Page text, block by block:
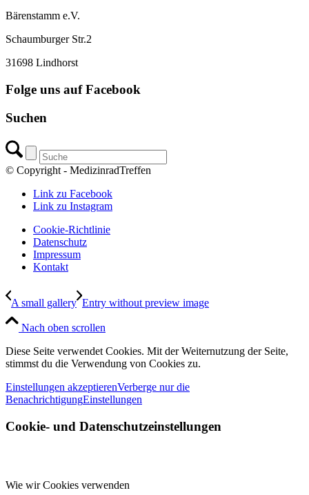
Bärenstamm e.V.
Schaumburger Str.2
31698 Lindhorst
Folge uns auf Facebook
Suchen
© Copyright - MedizinradTreffen
Link zu Facebook
Link zu Instagram
Cookie-Richtlinie
Datenschutz
Impressum
Kontakt
A small gallery Entry without preview image
Nach oben scrollen
Diese Seite verwendet Cookies. Mit der Weiternutzung der Seite,
stimmst du die Verwendung von Cookies zu.
Einstellungen akzeptierenVerberge nur die
BenachrichtigungEinstellungen
Cookie- und Datenschutzeinstellungen
Wie wir Cookies verwenden